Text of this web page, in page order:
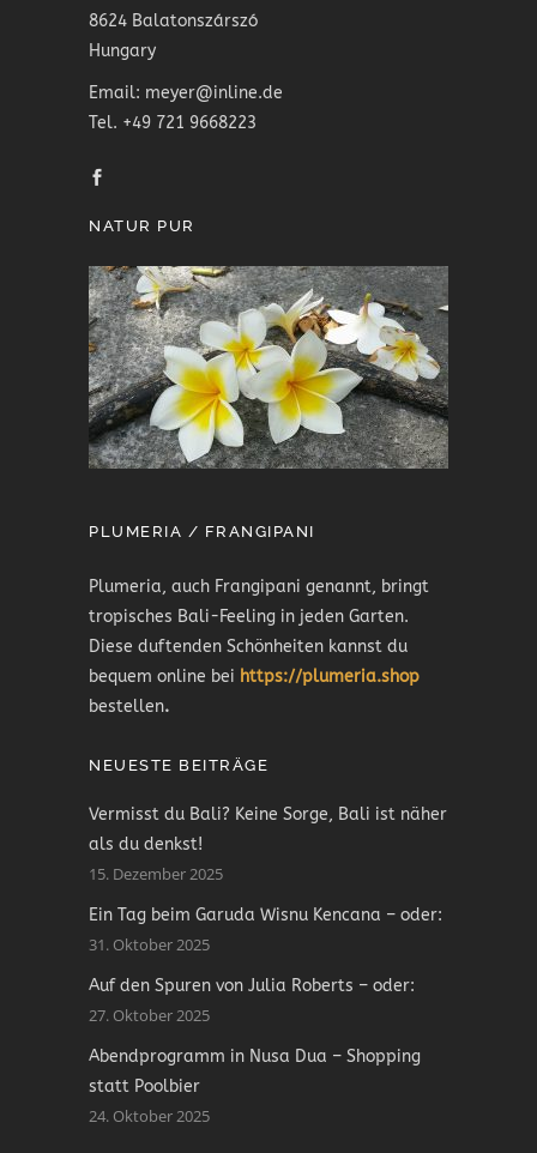
8624 Balatonszárszó
Hungary
Email: meyer@inline.de
Tel. +49 721 9668223
NATUR PUR
PLUMERIA / FRANGIPANI
Plumeria, auch Frangipani genannt, bringt
tropisches Bali-Feeling in jeden Garten.
Diese duftenden Schönheiten kannst du
bequem online bei https://plumeria.shop
bestellen.
NEUESTE BEITRÄGE
Vermisst du Bali? Keine Sorge, Bali ist näher
als du denkst!
15. Dezember 2025
Ein Tag beim Garuda Wisnu Kencana – oder:
31. Oktober 2025
Auf den Spuren von Julia Roberts – oder:
27. Oktober 2025
Abendprogramm in Nusa Dua – Shopping
statt Poolbier
24. Oktober 2025